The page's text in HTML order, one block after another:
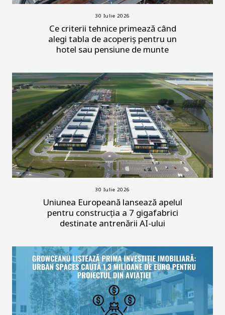
30 Iulie 2026
Ce criterii tehnice primează când
alegi tabla de acoperiș pentru un
hotel sau pensiune de munte
30 Iulie 2026
Uniunea Europeană lansează apelul
pentru construcția a 7 gigafabrici
destinate antrenării AI-ului